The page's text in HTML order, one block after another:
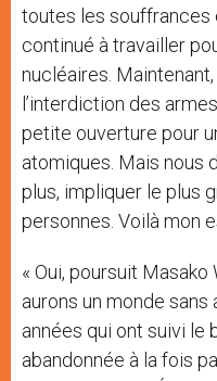
toutes les souffrances
continué à travailler
nucléaires.
l’interdiction des
petite ouverture pour
atomiques. Mais nous
plus, impliquer le plus
personnes. Voilà mon
« Oui, poursuit Masako
aurons un monde
années qui ont suivi le
abandonnée à la fois